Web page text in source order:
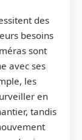
des
besoins
sont
avec ses
les
en
tandis